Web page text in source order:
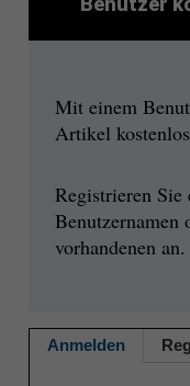
Mit einem
Artikel
Registrieren Sie
Benutzernamen
vorhandenen an.
Anmelden